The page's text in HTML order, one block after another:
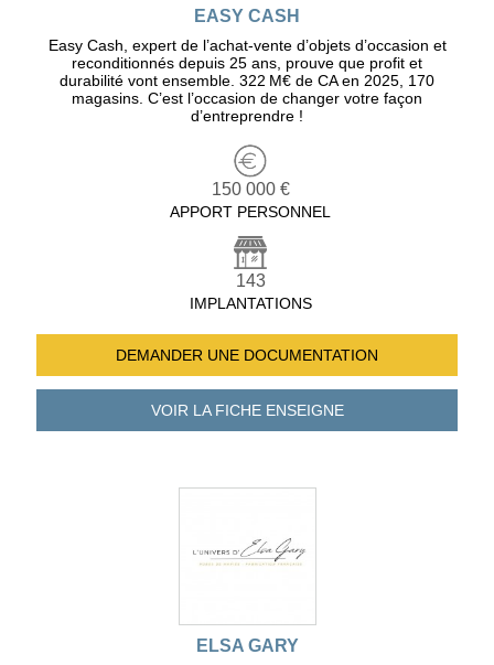
EASY CASH
Easy Cash, expert de l’achat-vente d’objets d’occasion et
reconditionnés depuis 25 ans, prouve que profit et
durabilité vont ensemble. 322 M€ de CA en 2025, 170
magasins. C’est l’occasion de changer votre façon
d’entreprendre !
150 000 €
APPORT PERSONNEL
143
IMPLANTATIONS
DEMANDER UNE DOCUMENTATION
VOIR LA FICHEENSEIGNE
ELSA GARY